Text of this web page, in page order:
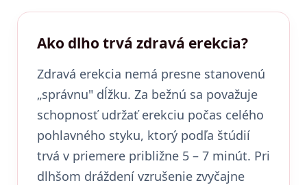
Ako dlho trvá zdravá erekcia?
Zdravá erekcia nemá presne stanovenú
„správnu" dĺžku. Za bežnú sa považuje
schopnosť udržať erekciu počas celého
pohlavného styku, ktorý podľa štúdií
trvá v priemere približne 5 – 7 minút. Pri
dlhšom dráždení vzrušenie zvyčajne